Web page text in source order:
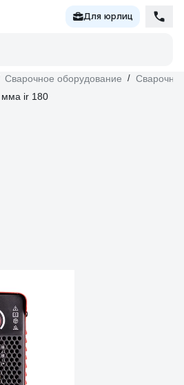
Для юрлиц
Сварочное оборудование /